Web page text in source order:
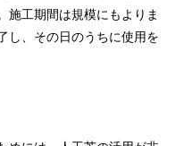
施工期間は規模にもよりま
し、その日のうちに使用を